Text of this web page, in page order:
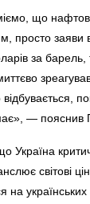
що нафтові
просто
за барель,
— пояснив
Україна
світові
на